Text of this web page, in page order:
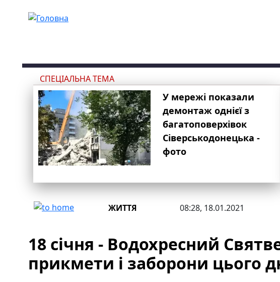
СПЕЦІАЛЬНА ТЕМА
У мережі показали
демонтаж однієї з
багатоповерхівок
Сіверськодонецька -
фото
ЖИТТЯ 08:28, 18.01.2021
18 січня - Водохресний
прикмети і заборони цього